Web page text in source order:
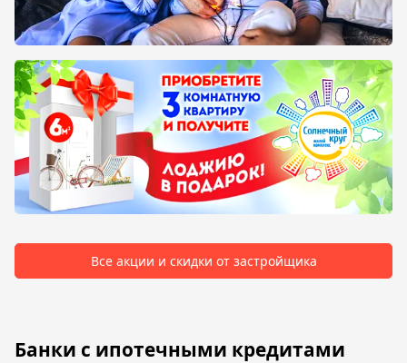
Все акции и скидки от застройщика
Банки с ипотечными кредитами